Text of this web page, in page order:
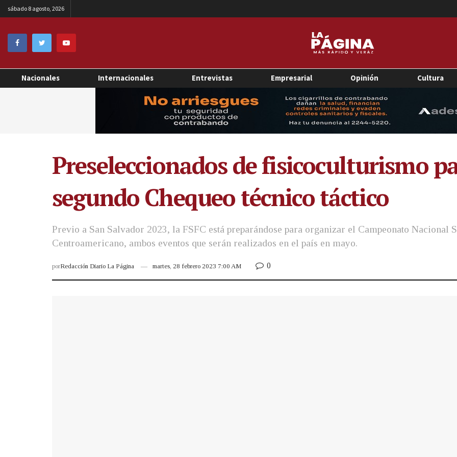
sábado 8 agosto, 2026
Nacionales Internacionales Entrevistas Empresarial Opinión Cultura
Preseleccionados de fisicoculturismo
segundo Chequeo técnico táctico
Previo a San Salvador 2023, la FSFC está preparándose para organizar el Campeonato Nacional
Centroamericano, ambos eventos que serán realizados en el país en mayo.
porRedacción Diario La Página martes, 28 febrero 2023 7:00 AM 0